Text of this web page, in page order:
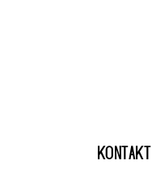
KONTAKT